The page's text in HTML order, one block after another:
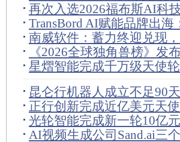
的战略抓手
再次入选2026福布斯AI科
件参与医疗”破局新路径
TransBord AI赋能品牌出
进数智化转型
南威软件：蓄力终迎兑现
花板
《2026全球独角兽榜》发
顶，字节跳动第三
星熠智能完成千万级天使
昆仑行机器人成立不足90
庚创立
正行创新完成近亿美元天
勤技术等联合投资
光轮智能完成新一轮10亿
AI视频生成公司Sand.ai三